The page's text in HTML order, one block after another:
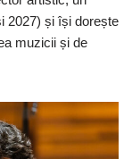
2027) și își dorește
muzicii și de